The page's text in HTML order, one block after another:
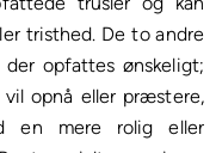
tristhed. De to andre
opfattes ønskeligt;
opnå eller præstere,
en mere rolig eller